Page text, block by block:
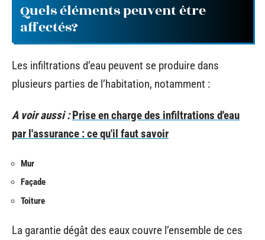
Quels éléments peuvent être
affectés?
Les infiltrations d’eau peuvent se produire dans
plusieurs parties de l’habitation, notamment :
A voir aussi : Prise en charge des infiltrations d'eau
par l'assurance : ce qu'il faut savoir
Mur
Façade
Toiture
La garantie dégât des eaux couvre l’ensemble de ces